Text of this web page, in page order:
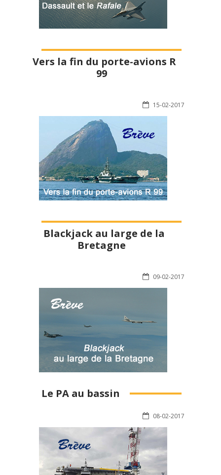
Vers la fin du porte-avions R
99
15-02-2017
Blackjack au large de la
Bretagne
09-02-2017
Le PA au bassin
08-02-2017